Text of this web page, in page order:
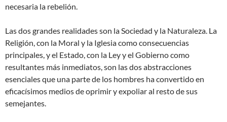
necesaria la rebelión.
Las dos grandes realidades son la Sociedad y la Naturaleza. La
Religión, con la Moral y la Iglesia como consecuencias
principales, y el Estado, con la Ley y el Gobierno como
resultantes más inmediatos, son las dos abstracciones
esenciales que una parte de los hombres ha convertido en
eficacísimos medios de oprimir y expoliar al resto de sus
semejantes.